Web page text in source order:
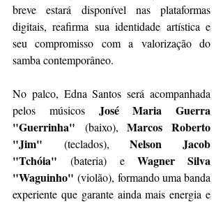
breve estará disponível nas plataformas
digitais, reafirma sua identidade artística e
seu compromisso com a valorização do
samba contemporâneo.
No palco, Edna Santos será acompanhada
pelos músicos José Maria Guerra
"Guerrinha" (baixo), Marcos Roberto
"Jim" (teclados), Nelson Jacob
"Tchóia" (bateria) e Wagner Silva
"Waguinho" (violão), formando uma banda
experiente que garante ainda mais energia e